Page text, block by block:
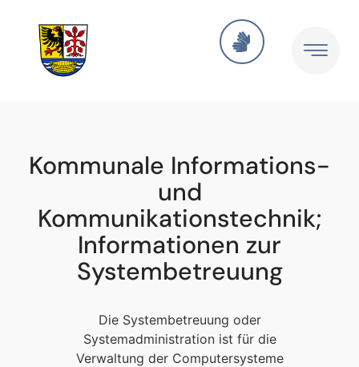
Kommunale Informations-
und
Kommunikationstechnik;
Informationen zur
Systembetreuung
Die Systembetreuung oder
Systemadministration ist für die
Verwaltung der Computersysteme